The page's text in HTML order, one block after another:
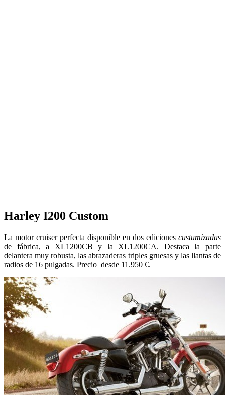
Harley I200 Custom
La motor cruiser perfecta disponible en dos ediciones custumizadas
de fábrica, a XL1200CB y la XL1200CA. Destaca la parte
delantera muy robusta, las abrazaderas triples gruesas y las llantas de
radios de 16 pulgadas. Precio desde 11.950 €.